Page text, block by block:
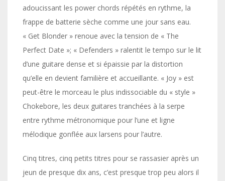
adoucissant les power chords répétés en rythme, la
frappe de batterie sèche comme une jour sans eau.
« Get Blonder » renoue avec la tension de « The
Perfect Date »; « Defenders » ralentit le tempo sur le lit
d’une guitare dense et si épaissie par la distortion
qu’elle en devient familière et accueillante. « Joy » est
peut-être le morceau le plus indissociable du « style »
Chokebore, les deux guitares tranchées à la serpe
entre rythme métronomique pour l’une et ligne
mélodique gonflée aux larsens pour l’autre.
Cinq titres, cinq petits titres pour se rassasier après un
jeun de presque dix ans, c’est presque trop peu alors il